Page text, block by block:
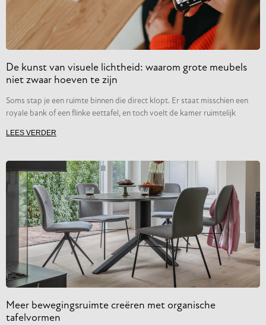
De kunst van visuele lichtheid: waarom grote meubels
niet zwaar hoeven te zijn
Soms stap je een ruimte binnen die direct klopt. Er staat misschien een
royale bank of een flinke eettafel, en toch voelt de kamer ruimtelijk
LEES VERDER
Meer bewegingsruimte creëren met organische
tafelvormen